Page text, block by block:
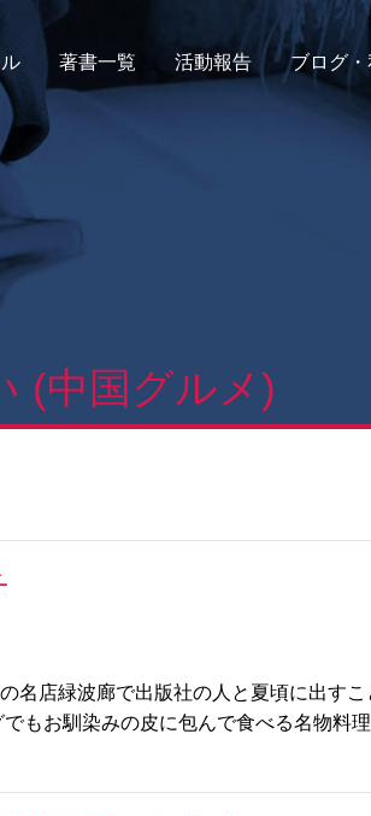
著書一覧 活動報告 ブログ
(中国グルメ)
名店緑波廊で出版社の人と夏頃に出す
もお馴染みの皮に包んで食べる名物料